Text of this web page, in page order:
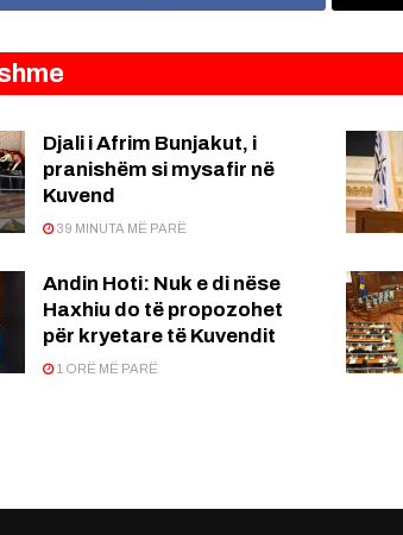
Djali i Afrim Bunjakut, i
pranishëm si mysafir në
Kuvend
39 MINUTA MË PARË
Andin Hoti: Nuk e di nëse
Haxhiu do të propozohet
për kryetare të Kuvendit
1 ORË MË PARË